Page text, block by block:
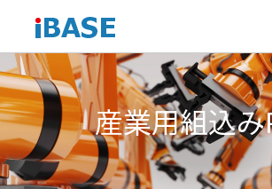
産業用組込み